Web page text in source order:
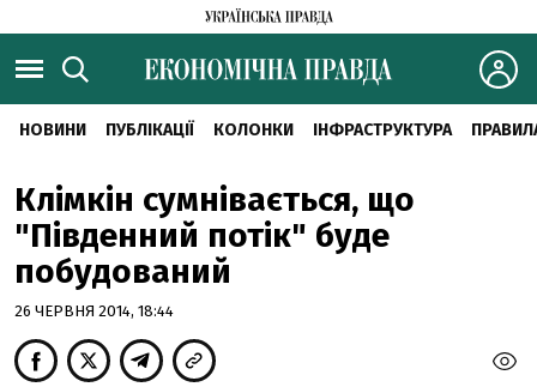
НОВИНИ ПУБЛІКАЦІЇ КОЛОНКИ ІНФРАСТРУКТУРА
Клімкін сумнівається, що
"Південний потік" буде
побудований
26 ЧЕРВНЯ 2014, 18:44